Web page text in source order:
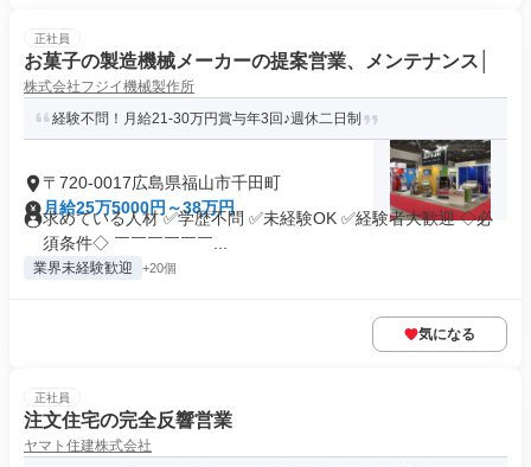
正社員
お菓子の製造機械メーカーの提案営業、メンテナンス│
株式会社フジイ機械製作所
経験不問！月給21-30万円賞与年3回♪週休二日制
〒720-0017広島県福山市千田町
月給25万5000円～38万円
求めている人材 ✅学歴不問 ✅未経験OK ✅経験者大歓迎 ◇必
須条件◇ ￣￣￣￣￣￣...
業界未経験歓迎 +20個
気になる
正社員
注文住宅の完全反響営業
ヤマト住建株式会社